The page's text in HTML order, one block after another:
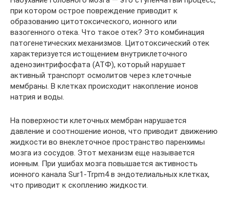
при котором острое повреждение приводит к
образованию цитотоксического, ионного или
вазогенного отека. Что такое отек? Это комбинация
патогенетических механизмов. Цитотоксический отек
характеризуется истощением внутриклеточного
аденозинтрифосфата (АТФ), который нарушает
активный транспорт осмолитов через клеточные
мембраны. В клетках происходит накопление ионов
натрия и воды.
На поверхности клеточных мембран нарушается
давление и соотношение ионов, что приводит движению
жидкости во внеклеточное пространство паренхимы
мозга из сосудов. Этот механизм еще называется
ионным. При ушибах мозга повышается активность
ионного канала Sur1-Trpm4 в эндотелиальных клетках,
что приводит к скоплению жидкости.